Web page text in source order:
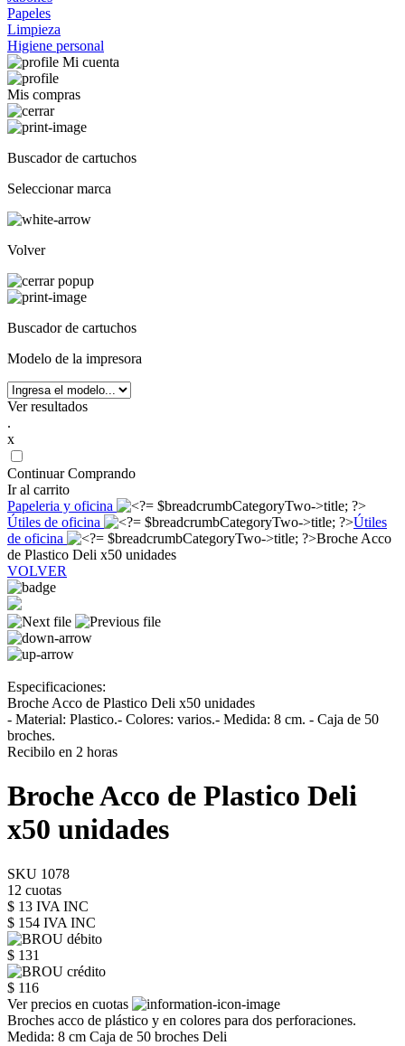
Papeles
Limpieza
Higiene personal
Mi cuenta
Mis compras
Buscador de cartuchos
Seleccionar marca
Volver
Buscador de cartuchos
Modelo de la impresora
Ver resultados
.
x
Continuar Comprando
Ir al carrito
Papeleria y oficina
Útiles de oficina
Útiles
de oficina
Broche Acco
de Plastico Deli x50 unidades
VOLVER
Especificaciones:
Broche Acco de Plastico Deli x50 unidades
- Material: Plastico.- Colores: varios.- Medida: 8 cm. - Caja de 50
broches.
Recibilo en 2 horas
Broche Acco de Plastico Deli
x50 unidades
SKU 1078
12 cuotas
$ 13 IVA INC
$ 154 IVA INC
$ 131
$ 116
Ver precios en cuotas
Broches acco de plástico y en colores para dos perforaciones.
Medida: 8 cm Caja de 50 broches Deli